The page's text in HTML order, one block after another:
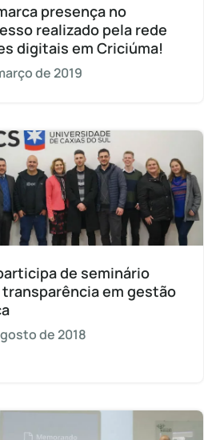
presença no
realizado pela rede
digitais em Criciúma!
de 2019
de seminário
em gestão
de 2018